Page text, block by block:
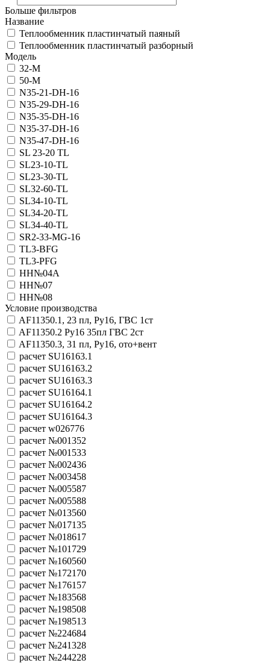
Больше фильтров
Название
Теплообменник пластинчатый паяный
Теплообменник пластинчатый разборный
Модель
32-M
50-M
N35-21-DH-16
N35-29-DH-16
N35-35-DH-16
N35-37-DH-16
N35-47-DH-16
SL 23-20 TL
SL23-10-TL
SL23-30-TL
SL32-60-TL
SL34-10-TL
SL34-20-TL
SL34-40-TL
SR2-33-MG-16
TL3-BFG
TL3-PFG
НН№04А
НН№07
НН№08
Условие производства
AF11350.1, 23 пл, Ру16, ГВС 1ст
AF11350.2 Pу16 35пл ГВС 2ст
AF11350.3, 31 пл, Ру16, ото+вент
расчет SU16163.1
расчет SU16163.2
расчет SU16163.3
расчет SU16164.1
расчет SU16164.2
расчет SU16164.3
расчет w026776
расчет №001352
расчет №001533
расчет №002436
расчет №003458
расчет №005587
расчет №005588
расчет №013560
расчет №017135
расчет №018617
расчет №101729
расчет №160560
расчет №172170
расчет №176157
расчет №183568
расчет №198508
расчет №198513
расчет №224684
расчет №241328
расчет №244228